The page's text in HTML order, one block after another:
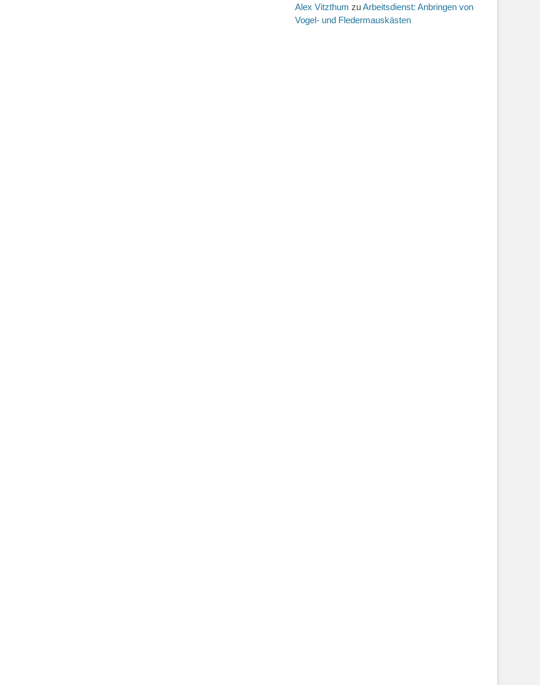
Alex Vitzthum zuArbeitsdienst: Anbringen von
Vogel- und Fledermauskästen